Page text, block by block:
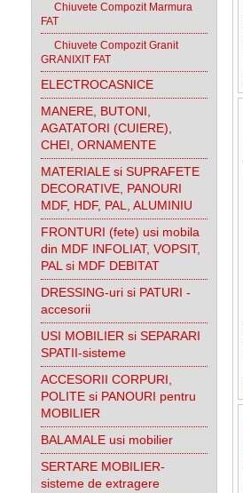
Chiuvete Compozit Marmura
FAT
Chiuvete Compozit Granit
GRANIXIT FAT
ELECTROCASNICE
MANERE, BUTONI,
AGATATORI (CUIERE),
CHEI, ORNAMENTE
MATERIALE si SUPRAFETE
DECORATIVE, PANOURI
MDF, HDF, PAL, ALUMINIU
FRONTURI (fete) usi mobila
din MDF INFOLIAT, VOPSIT,
PAL si MDF DEBITAT
DRESSING-uri si PATURI -
accesorii
USI MOBILIER si SEPARARI
SPATII-sisteme
ACCESORII CORPURI,
POLITE si PANOURI pentru
MOBILIER
BALAMALE usi mobilier
SERTARE MOBILIER-
sisteme de extragere